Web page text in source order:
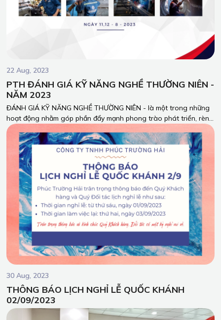
22 Aug, 2023
PTH ĐÁNH GIÁ KỸ NĂNG NGHỀ THƯỜNG NIÊN -
NĂM 2023
ĐÁNH GIÁ KỸ NĂNG NGHỀ THƯỜNG NIÊN - là một trong những
hoạt động nhằm góp phần đẩy mạnh phong trào phát triển, rèn
luyện kỹ năng nghề nghiệp, nhằm nâng cao chất lượng sản
phẩm, dịch vụ của Công ty TNHH Phúc Trường Hải.
30 Aug, 2023
THÔNG BÁO LỊCH NGHỈ LỄ QUỐC KHÁNH
02/09/2023